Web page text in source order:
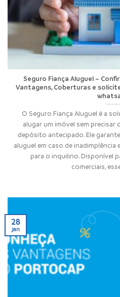
Seguro Fiança Aluguel –
Vantagens, Coberturas e
O Seguro Fiança Aluguel é a
alugar um imóvel sem precisar
depósito antecipado. Ele
aluguel em caso de
para o inquilino. Disponível
comerciais,
28
jan